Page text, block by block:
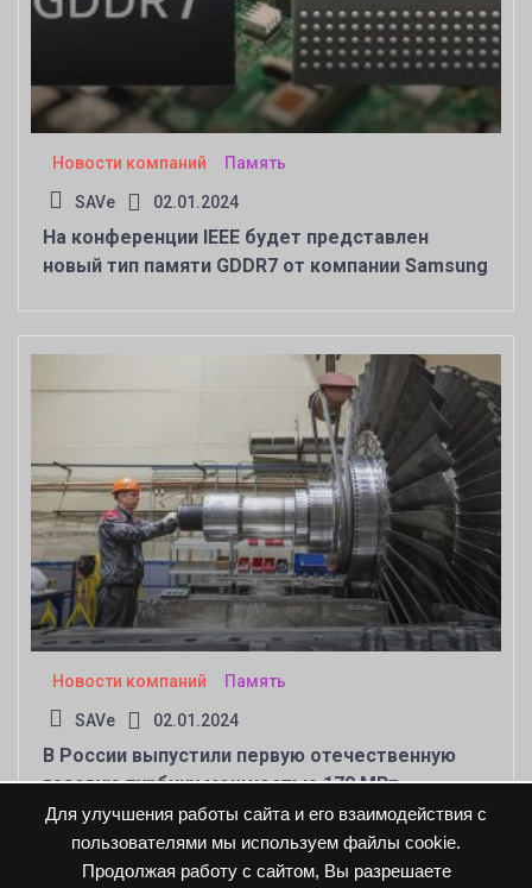
Для улучшения работы сайта и его взаимодействия с
пользователями мы используем файлы cookie.
Продолжая работу с сайтом, Вы разрешаете
Новости компаний Память
SAVe 02.01.2024
На конференции IEEE будет представлен
новый тип памяти GDDR7 от компании Samsung
Новости компаний Память
SAVe 02.01.2024
В России выпустили первую отечественную
газовую турбину мощностью 170 МВт